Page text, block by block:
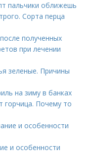
пальчики оближешь
Сорта перца
полученных
при лечении
зеленые. Причины
на зиму в банках
горчица. Почему то
и особенности
и особенности